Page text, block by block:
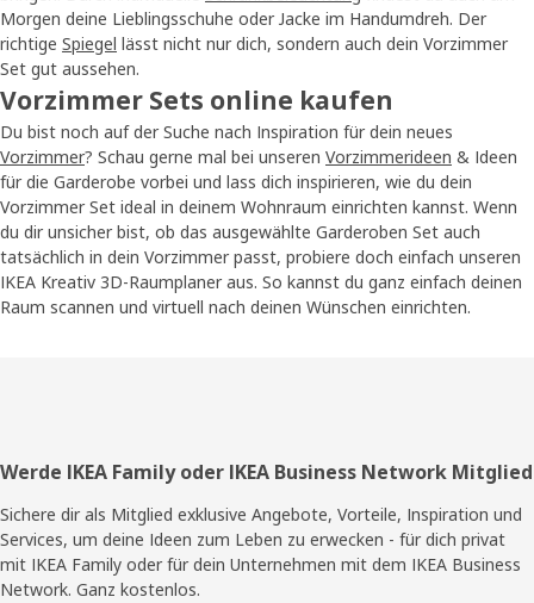
Morgen deine Lieblingsschuhe oder Jacke im Handumdreh. Der
richtige Spiegel lässt nicht nur dich, sondern auch dein Vorzimmer
Set gut aussehen.
Vorzimmer Sets online kaufen
Du bist noch auf der Suche nach Inspiration für dein neues
Vorzimmer? Schau gerne mal bei unseren Vorzimmerideen & Ideen
für die Garderobe vorbei und lass dich inspirieren, wie du dein
Vorzimmer Set ideal in deinem Wohnraum einrichten kannst. Wenn
du dir unsicher bist, ob das ausgewählte Garderoben Set auch
tatsächlich in dein Vorzimmer passt, probiere doch einfach unseren
IKEA Kreativ 3D-Raumplaner aus. So kannst du ganz einfach deinen
Raum scannen und virtuell nach deinen Wünschen einrichten.
Fußzeile
Werde IKEA Family oder IKEA Business Network Mitglied
Sichere dir als Mitglied exklusive Angebote, Vorteile, Inspiration und
Services, um deine Ideen zum Leben zu erwecken - für dich privat
mit IKEA Family oder für dein Unternehmen mit dem IKEA Business
Network. Ganz kostenlos.